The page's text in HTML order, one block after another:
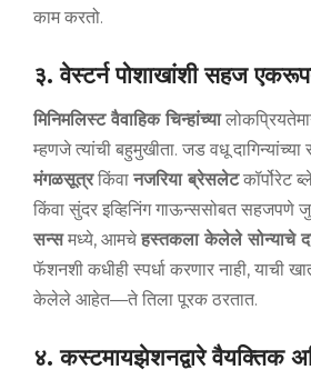
काम करतो.
३. वेस्टर्न पोशाखांशी सहज
मिनिमलिस्ट वैवाहिक चिन्हांच्या
म्हणजे त्यांची बहुमुखीता. जड वधू दागिन्यांच्या
मंगळसूत्रकिंवानजरिया ब्रेसलेटकॉर्पोरेट
किंवा सुंदर इव्हिनिंग गाऊन्ससोबत सहजपणे
सन्समध्ये, आमचेहस्तकला केलेले सोन्याचे
फॅशनशी कधीही स्पर्धा करणार नाही, याची
केलेले आहेत—ते तिला पूरक ठरतात.
४. कस्टमायझेशनद्वारे वैयक्तिक